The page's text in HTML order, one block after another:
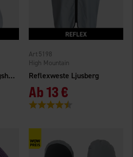
Reflektierende Trainingshandschuhe Reflexweste Ljusberg
High Mountain
5198
Ab13 €
Bewertung: